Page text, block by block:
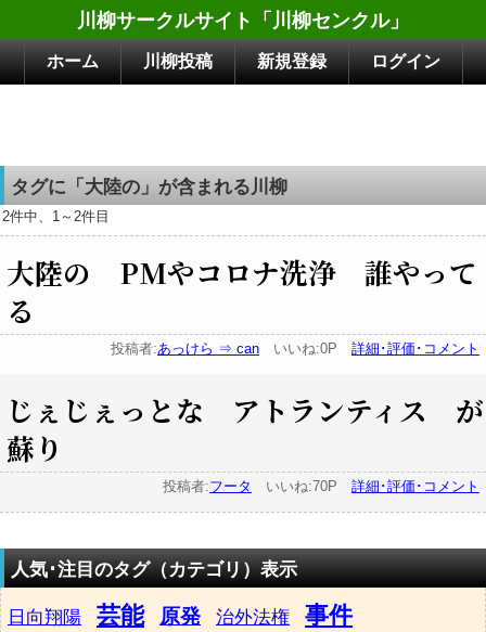
川柳サークルサイト「川柳センクル」
ホーム 川柳投稿 新規登録 ログイン
タグに「大陸の」が含まれる川柳
2件中、1～2件目
大陸の PMやコロナ洗浄 誰やって
る
投稿者:あっけら ⇒ can いいね:0P 詳細･評価･コメント
じぇじぇっとな アトランティス が
蘇り
投稿者:フータ いいね:70P 詳細･評価･コメント
人気･注目のタグ（カテゴリ）表示
日向翔陽 芸能 原発 治外法権
事件